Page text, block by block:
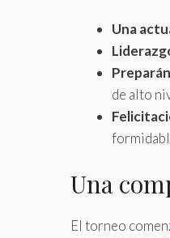
Una
de alto
Una
El torneo